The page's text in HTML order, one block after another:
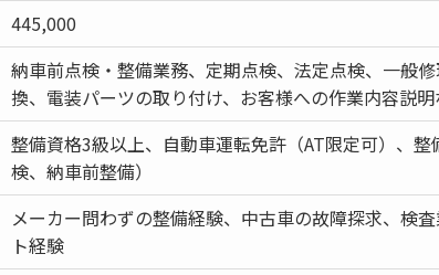
445,000
納車前点検・整備業務、定期点検、法定点検、一般
換、電装パーツの取り付け、お客様への作業内容説明
整備資格3級以上、自動車運転免許（AT限定可）、
検、納車前整備）
メーカー問わずの整備経験、中古車の故障探求、検
ト経験